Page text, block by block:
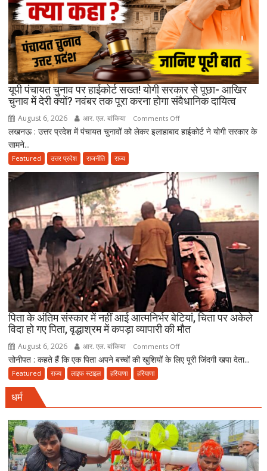
को
याद
कर
भावुक
हुईं
मायावती,
बेटे
को
किया
यूपी पंचायत चुनाव पर हाईकोर्ट सख्त! योगी सरकार से पूछा- आखिर
चुनाव में देरी क्यों? नवंबर तक पूरा करना होगा संवैधानिक दायित्व
August 6, 2026 आर. एल. बांकिया Comments Offon
यूपी
पर
हाईकोर्ट
सख्त!
योगी
से
पूछा-
आखिर
चुनाव
देरी
क्यों?
नवंबर
करना
दायित्व
लखनऊ : उत्तर प्रदेश में पंचायत चुनावों को लेकर इलाहाबाद हाईकोर्ट ने योगी सरकार के
सामने...
Featured उत्तर प्रदेश राजनीति राज्य
पिता के अंतिम संस्कार में नहीं आई आत्मनिर्भर बेटियां, चिता पर अकेले
विदा हो गए पिता, वृद्धाश्रम में कपड़ा व्यापारी की मौत
August 6, 2026 आर. एल. बांकिया Comments Offon
पिता
नहीं
आई
आत्मनिर्भर
बेटियां,
सोनीपत : कहते हैं कि एक पिता अपने बच्चों की खुशियों के लिए पूरी जिंदगी खपा देता...
Featured राज्य लाइफ स्टाइल हरियाणा हरियाणा
धर्म